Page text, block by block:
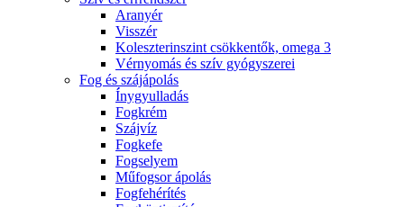
Aranyér
Visszér
Koleszterinszint csökkentők, omega 3
Vérnyomás és szív gyógyszerei
Fog és szájápolás
Í́nygyulladás
Fogkrém
Szájvíz
Fogkefe
Fogselyem
Műfogsor ápolás
Fogfehérítés